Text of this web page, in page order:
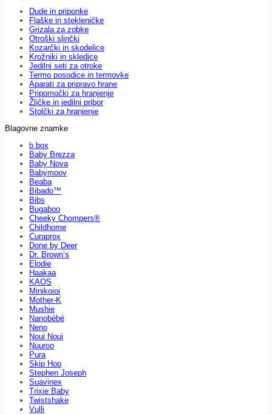
Dude in priponke
Flaške in stekleničke
Grizala za zobke
Otroški slinčki
Kozarčki in skodelice
Krožniki in skledice
Jedilni seti za otroke
Termo posodice in termovke
Aparati za pripravo hrane
Pripomočki za hranjenje
Žličke in jedilni pribor
Stolčki za hranjenje
Blagovne znamke
b.box
Baby Brezza
Baby Nova
Babymoov
Beaba
Bibado™
Bibs
Bugaboo
Cheeky Chompers®
Childhome
Curaprox
Done by Deer
Dr. Brown’s
Elodie
Haakaa
KAOS
Minikoioi
Mother-K
Mushie
Nanobébé
Neno
Noui Noui
Nuuroo
Pura
Skip Hop
Stephen Joseph
Suavinex
Trixie Baby
Twistshake
Vulli